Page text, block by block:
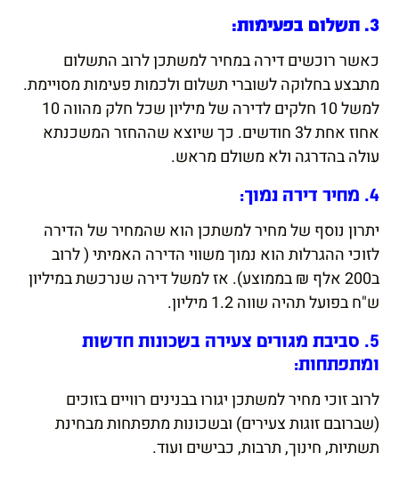
3. תשלום בפעימות:
כאשר רוכשים דירה במחיר למשתכן לרוב התשלום
מתבצע בחלוקה לשוברי תשלום ולכמות פעימות מסויימת.
למשל 10 חלקים לדירה של מיליון שכל חלק מהווה 10
אחוז אחת ל3 חודשים. כך שיוצא שההחזר המשכנתא
עולה בהדרגה ולא משולם מראש.
4. מחיר דירה נמוך:
יתרון נוסף של מחיר למשתכן הוא שהמחיר של הדירה
לזוכי ההגרלות הוא נמוך משווי הדירה האמיתי ( לרוב
ב200 אלף ₪ בממוצע). אז למשל דירה שנרכשת במיליון
ש"ח בפועל תהיה שווה 1.2 מיליון.
5. סביבת מגורים צעירה בשכונות חדשות
ומתפתחות:
לרוב זוכי מחיר למשתכן יגורו בבנינים רוויים בזוכים
(שברובם זוגות צעירים) ובשכונות מתפתחות מבחינת
תשתיות, חינוך, תרבות, כבישים ועוד.